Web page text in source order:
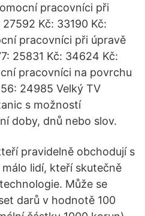
pracovníci při
Kč: 33190 Kč:
pracovníci při úpravě
25831 Kč: 34624 Kč:
pracovníci na povrchu
24985 Velký TV
s možností
doby, dnů nebo slov.
pravidelně obchodují s
lidí, kteří skutečně
Může se
darů v hodnotě 100